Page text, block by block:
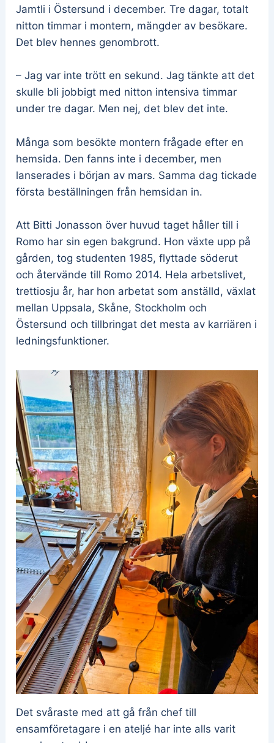
Jamtli i Östersund i december. Tre dagar, totalt
nitton timmar i montern, mängder av besökare.
Det blev hennes genombrott.
– Jag var inte trött en sekund. Jag tänkte att det
skulle bli jobbigt med nitton intensiva timmar
under tre dagar. Men nej, det blev det inte.
Många som besökte montern frågade efter en
hemsida. Den fanns inte i december, men
lanserades i början av mars. Samma dag tickade
första beställningen från hemsidan in.
Att Bitti Jonasson över huvud taget håller till i
Romo har sin egen bakgrund. Hon växte upp på
gården, tog studenten 1985, flyttade söderut
och återvände till Romo 2014. Hela arbetslivet,
trettiosju år, har hon arbetat som anställd, växlat
mellan Uppsala, Skåne, Stockholm och
Östersund och tillbringat det mesta av karriären i
ledningsfunktioner.
Det svåraste med att gå från chef till
ensamföretagare i en ateljé har inte alls varit